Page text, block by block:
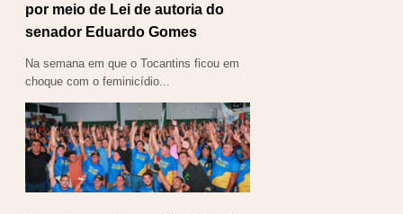
por meio de Lei de autoria do
senador Eduardo Gomes
Na semana em que o Tocantins ficou em
choque com o feminicídio...